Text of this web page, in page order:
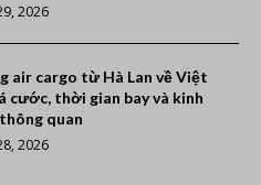
2026
air cargo từ Hà Lan về Việt
cước, thời gian bay và kinh
quan
2026